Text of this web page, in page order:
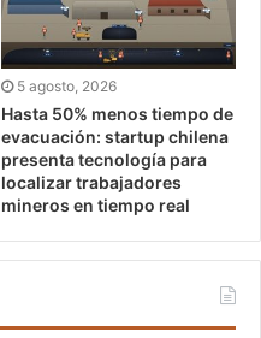
5 agosto, 2026
Hasta 50% menos tiempo de
evacuación: startup chilena
presenta tecnología para
localizar trabajadores
mineros en tiempo real